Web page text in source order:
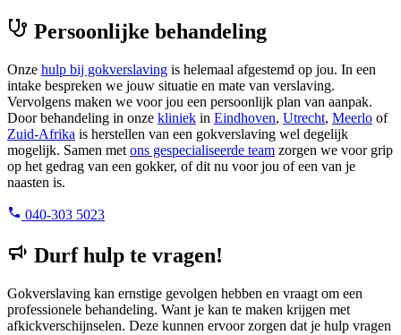
Persoonlijke behandeling
Onze hulp bij gokverslaving is helemaal afgestemd op jou. In een
intake bespreken we jouw situatie en mate van verslaving.
Vervolgens maken we voor jou een persoonlijk plan van aanpak.
Door behandeling in onze kliniek in Eindhoven, Utrecht, Meerlo of
Zuid-Afrika is herstellen van een gokverslaving wel degelijk
mogelijk. Samen met ons gespecialiseerde team zorgen we voor grip
op het gedrag van een gokker, of dit nu voor jou of een van je
naasten is.
040-303 5023
Durf hulp te vragen!
Gokverslaving kan ernstige gevolgen hebben en vraagt om een
professionele behandeling. Want je kan te maken krijgen met
afkickverschijnselen. Deze kunnen ervoor zorgen dat je hulp vragen